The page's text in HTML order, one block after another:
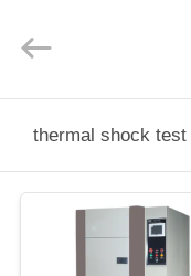
ΠΡΟΪΌΝΤΑ
ΒΊΝΤΕΟ
thermal shock test